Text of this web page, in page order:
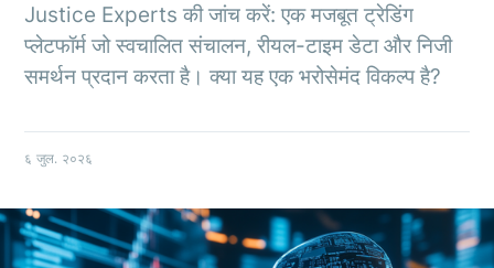
Justice Experts की जांच करें: एक मजबूत ट्रेडिंग
प्लेटफॉर्म जो स्वचालित संचालन, रीयल-टाइम डेटा और निजी
समर्थन प्रदान करता है। क्या यह एक भरोसेमंद विकल्प है?
६ जुल. २०२६